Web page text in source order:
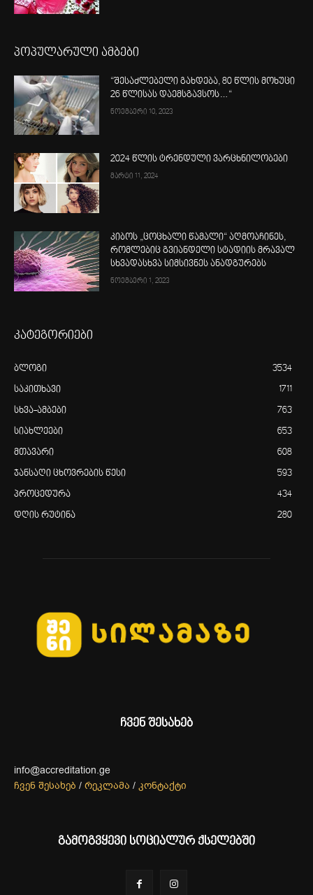
პოპულარული ამბები
“შესაძლებელი გახდება, 80 წლის მოხუცი
26 წლისას დაემსგავსოს…“
ნოემბერი 10, 2023
2024 წლის ტრენდული ვარცხნილობები
მარტი 11, 2024
კიბოს „ცოცხალი წამალი“ აღმოაჩინეს,
რომლებიც გვიანდელი სტადიის მრავალ
სხვადასხვა სიმსივნეს ანადგურებს
ნოემბერი 1, 2023
კატეგორიები
ბლოგი 3534
საკითხავი 1711
სხვა-ამბები 763
სიახლეები 653
მთავარი 608
ჯანსაღი ცხოვრების წესი 593
პროცედურა 434
დღის რუტინა 280
ჩვენ შესახებ
info@accreditation.ge
ჩვენ შესახებ / რეკლამა / კონტაქტი
გამოგვყევი სოციალურ ქსელებში